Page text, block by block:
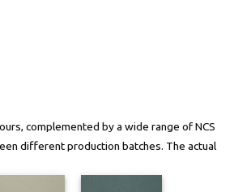
complemented by a wide range of NCS
different production batches. The actual